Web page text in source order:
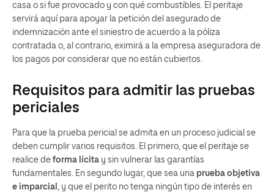
casa o si fue provocado y con qué combustibles. El peritaje
servirá aquí para apoyar la petición del asegurado de
indemnización ante el siniestro de acuerdo a la póliza
contratada o, al contrario, eximirá a la empresa aseguradora de
los pagos por considerar que no están cubiertos.
Requisitos para admitir las pruebas
periciales
Para que la prueba pericial se admita en un proceso judicial se
deben cumplir varios requisitos. El primero, que el peritaje se
realice de forma lícita y sin vulnerar las garantías
fundamentales. En segundo lugar, que sea una prueba objetiva
e imparcial
, y que el perito no tenga ningún tipo de interés en